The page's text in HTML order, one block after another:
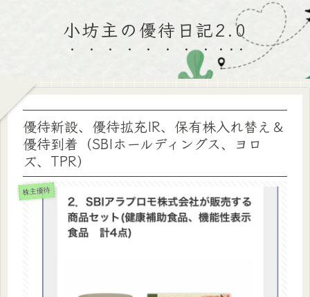
小坊主の優待日記2.0
優待新設、優待拡充IR、保有株入れ替え＆
優待到着（SBIホールディングス、ヨロ
ズ、TPR）
株主優待